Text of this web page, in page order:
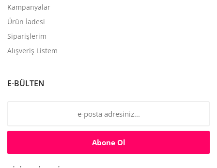
Kampanyalar
Ürün İadesi
Siparişlerim
Alışveriş Listem
E-BÜLTEN
Abone Ol